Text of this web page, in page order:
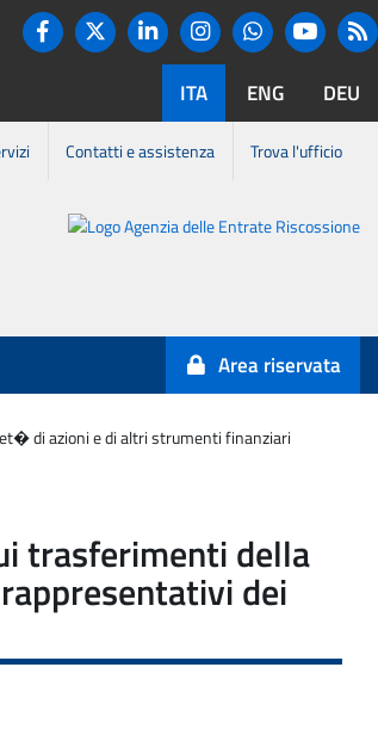
Twitter
LinkedinInstagram
ITA ENG DEU
Contatti e assistenza Trova l'ufficio
Agenzia
Entrate-
Riscossione
Area riservata
di azioni e di altri strumenti finanziari
trasferimenti della
dei